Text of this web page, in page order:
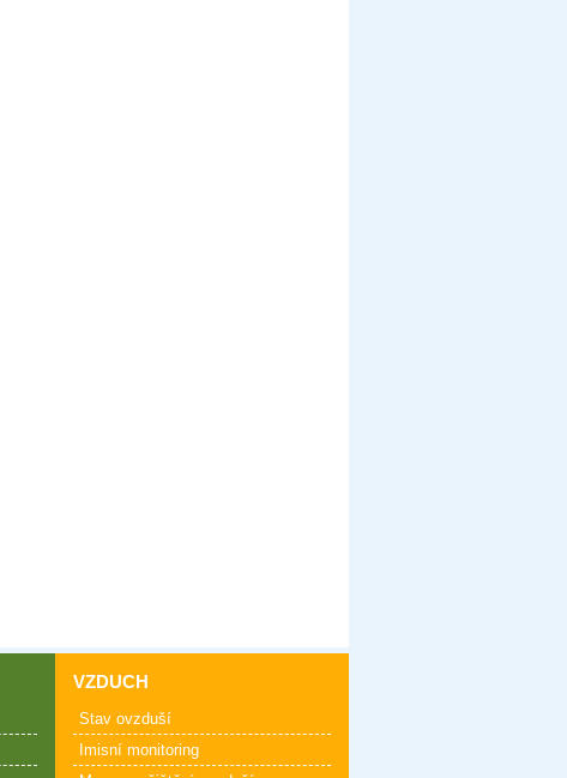
VZDUCH
Stav ovzduší
Imisní monitoring